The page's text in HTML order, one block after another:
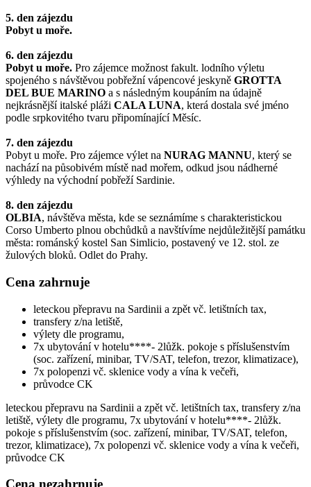
5. den zájezdu
Pobyt u moře.
6. den zájezdu
Pobyt u moře. Pro zájemce možnost fakult. lodního výletu
spojeného s návštěvou pobřežní vápencové jeskyně GROTTA
DEL BUE MARINO a s následným koupáním na údajně
nejkrásnější italské pláži CALA LUNA, která dostala své jméno
podle srpkovitého tvaru připomínající Měsíc.
7. den zájezdu
Pobyt u moře. Pro zájemce výlet na NURAG MANNU, který se
nachází na působivém místě nad mořem, odkud jsou nádherné
výhledy na východní pobřeží Sardinie.
8. den zájezdu
OLBIA, návštěva města, kde se seznámíme s charakteristickou
Corso Umberto plnou obchůdků a navštívíme nejdůležitější památku
města: románský kostel San Simlicio, postavený ve 12. stol. ze
žulových bloků. Odlet do Prahy.
Cena zahrnuje
leteckou přepravu na Sardinii a zpět vč. letištních tax,
transfery z/na letiště,
výlety dle programu,
7x ubytování v hotelu****- 2lůžk. pokoje s příslušenstvím
(soc. zařízení, minibar, TV/SAT, telefon, trezor, klimatizace),
7x polopenzi vč. sklenice vody a vína k večeři,
průvodce CK
leteckou přepravu na Sardinii a zpět vč. letištních tax, transfery z/na
letiště, výlety dle programu, 7x ubytování v hotelu****- 2lůžk.
pokoje s příslušenstvím (soc. zařízení, minibar, TV/SAT, telefon,
trezor, klimatizace), 7x polopenzi vč. sklenice vody a vína k večeři,
průvodce CK